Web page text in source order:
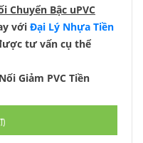
Chuyển Bậc uPVC
với Đại Lý Nhựa Tiền
tư vấn cụ thể
Giảm PVC Tiền